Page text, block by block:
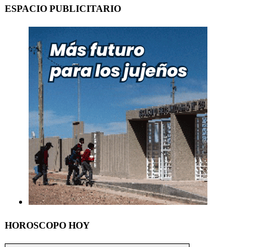
ESPACIO PUBLICITARIO
HOROSCOPO HOY